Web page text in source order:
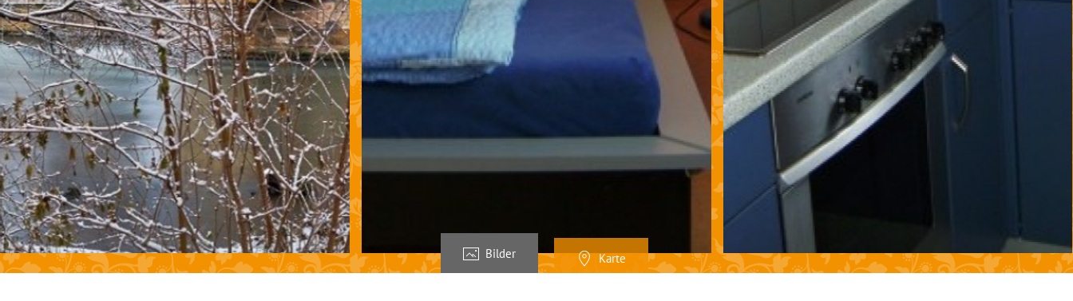
Bilder Karte